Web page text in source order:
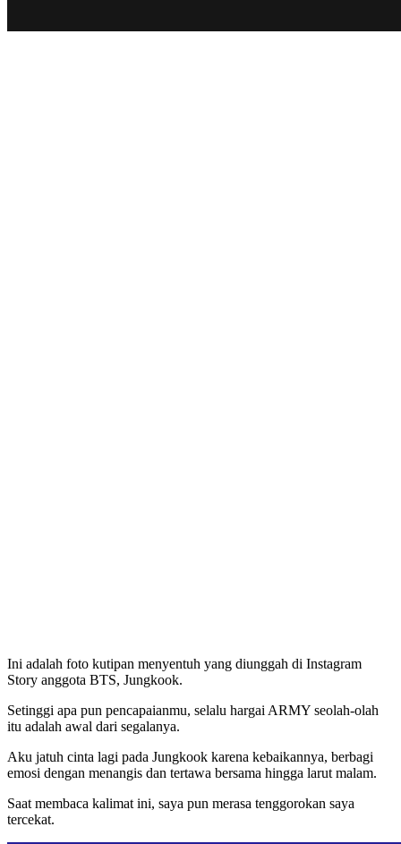
Ini adalah foto kutipan menyentuh yang diunggah di Instagram
Story anggota BTS, Jungkook.
Setinggi apa pun pencapaianmu, selalu hargai ARMY seolah-olah
itu adalah awal dari segalanya.
Aku jatuh cinta lagi pada Jungkook karena kebaikannya, berbagi
emosi dengan menangis dan tertawa bersama hingga larut malam.
Saat membaca kalimat ini, saya pun merasa tenggorokan saya
tercekat.